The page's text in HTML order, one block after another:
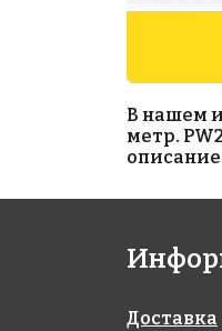
AKP008
300x300
В нашем
метр.
Доставка